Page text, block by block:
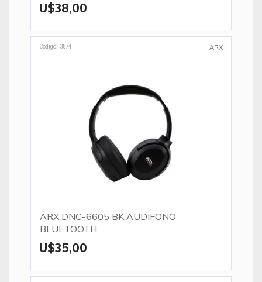
U$38,00
Código: 3874 ARX
ARX DNC-6605 BK AUDIFONO
BLUETOOTH
U$35,00